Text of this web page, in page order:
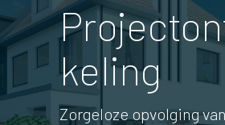
keling
Zorgeloze opvolging